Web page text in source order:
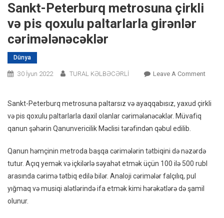
Sankt-Peterburq metrosuna çirkli
və pis qoxulu paltarlarla girənlər
cərimələnəcəklər
Dünya
30 İyun 2022 TURAL KƏLBƏCƏRLİ Leave A CommentOn
Sankt-Peterburq metrosuna paltarsız və ayaqqabısız, yaxud çirkli
və pis qoxulu paltarlarla daxil olanlar cərimələnəcəklər. Müvafiq
qanun şəhərin Qanunvericilik Məclisi tərəfindən qəbul edilib.
Qanun həmçinin metroda başqa cərimələrin tətbiqini də nəzərdə
tutur. Açıq yemək və içkilərlə səyahət etmək üçün 100 ilə 500 rubl
arasında cərimə tətbiq edilə bilər. Analoji cərimələr falçılıq, pul
yığmaq və musiqi alətlərində ifa etmək kimi hərəkətlərə də şamil
olunur.